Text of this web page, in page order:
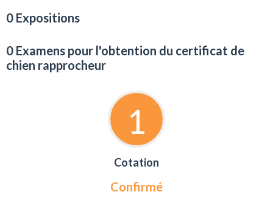
0 Expositions
0 Examens pour l'obtention du certificat de
chien rapprocheur
1
Cotation
Confirmé